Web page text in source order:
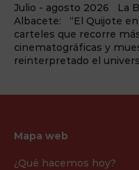
Pública del Estado en
una exposición de
siglo de adaptaciones
la gran pantalla ha
Cervantes.
Mapa web
¿Qué hacemos hoy?